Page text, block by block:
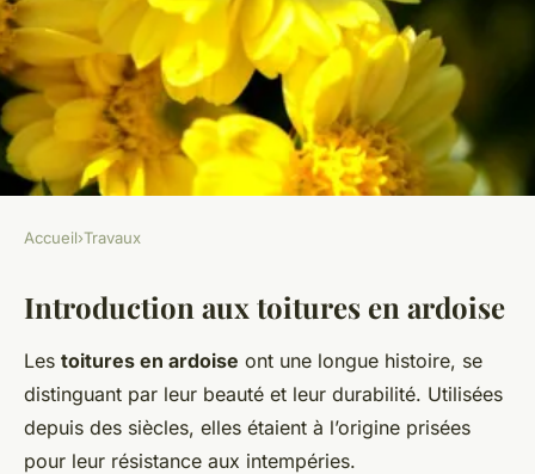
Les toitures en ardoise: un
choix durable et élégant
Olivia•20 décembre 2024•7 min de lecture
Accueil›Travaux
Introduction aux toitures en ardoise
Les toitures en ardoise ont une longue histoire, se
distinguant par leur beauté et leur durabilité. Utilisées
depuis des siècles, elles étaient à l’origine prisées
pour leur résistance aux intempéries.